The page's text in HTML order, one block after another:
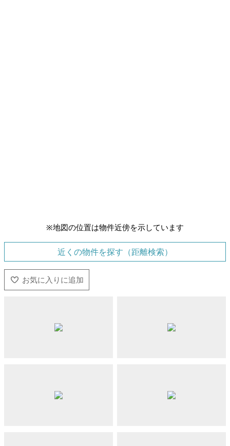
※地図の位置は物件近傍を示しています
近くの物件を探す（距離検索）